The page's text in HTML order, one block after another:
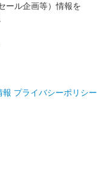
ール企画等）情報を
報 プライバシーポリシー